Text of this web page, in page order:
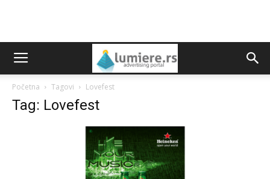
Početna Tagovi Lovefest
Tag: Lovefest